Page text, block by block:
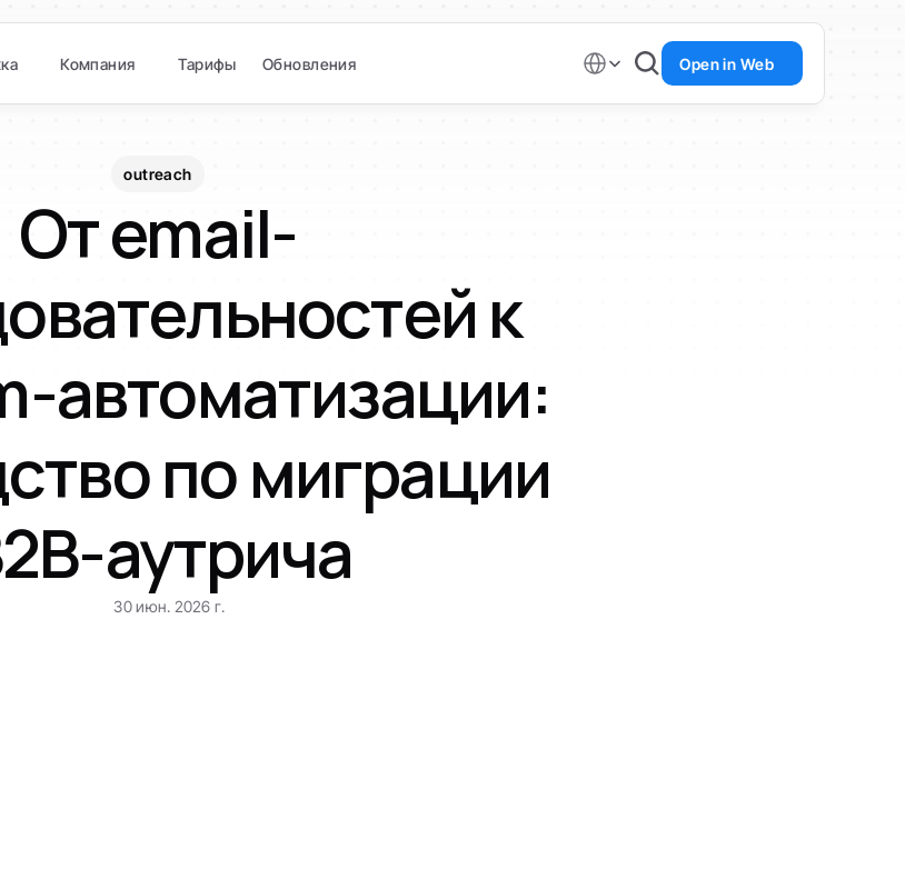
outreach
От email-
к
автоматизации:
по миграции
аутрича
30 июн. 2026 г.
Компания Тарифы Обновления
Select Language
Open in Web